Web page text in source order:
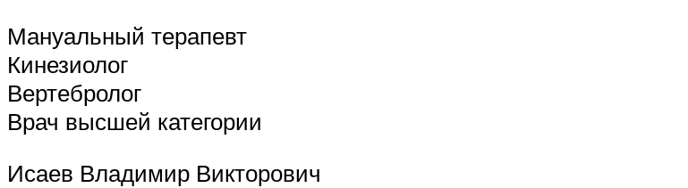
Мануальный терапевт
Кинезиолог
Вертебролог
Врач высшей категории
Исаев Владимир Викторович